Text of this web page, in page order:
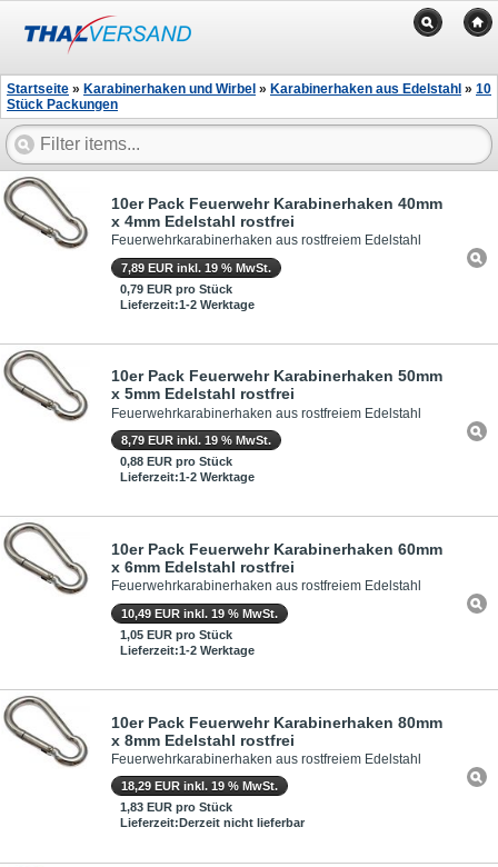
Startseite » Karabinerhaken und Wirbel » Karabinerhaken aus Edelstahl » 10
Stück Packungen
10er Pack Feuerwehr Karabinerhaken 40mm
x 4mm Edelstahl rostfrei
Feuerwehrkarabinerhaken aus rostfreiem Edelstahl
7,89 EUR inkl. 19 % MwSt.
0,79 EUR pro Stück
Lieferzeit:1-2 Werktage
10er Pack Feuerwehr Karabinerhaken 50mm
x 5mm Edelstahl rostfrei
Feuerwehrkarabinerhaken aus rostfreiem Edelstahl
8,79 EUR inkl. 19 % MwSt.
0,88 EUR pro Stück
Lieferzeit:1-2 Werktage
10er Pack Feuerwehr Karabinerhaken 60mm
x 6mm Edelstahl rostfrei
Feuerwehrkarabinerhaken aus rostfreiem Edelstahl
10,49 EUR inkl. 19 % MwSt.
1,05 EUR pro Stück
Lieferzeit:1-2 Werktage
10er Pack Feuerwehr Karabinerhaken 80mm
x 8mm Edelstahl rostfrei
Feuerwehrkarabinerhaken aus rostfreiem Edelstahl
18,29 EUR inkl. 19 % MwSt.
1,83 EUR pro Stück
Lieferzeit:Derzeit nicht lieferbar